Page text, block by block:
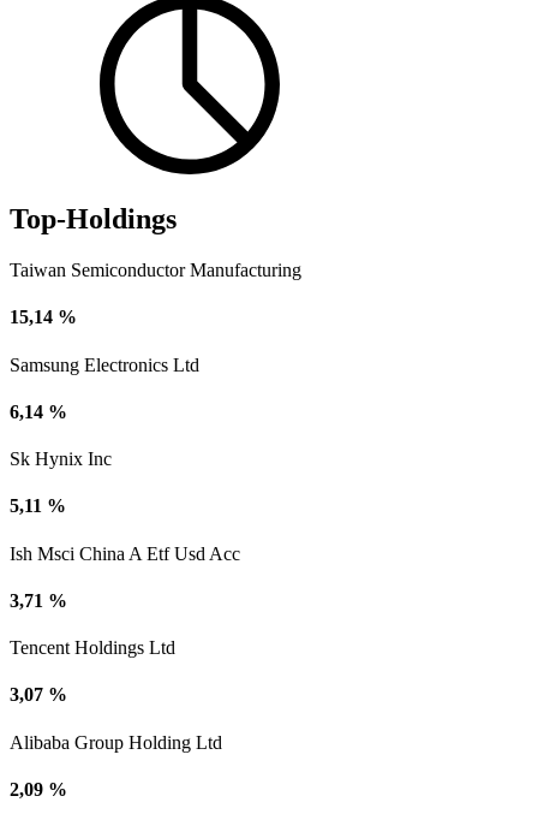
Top-Holdings
Taiwan Semiconductor Manufacturing
15,14 %
Samsung Electronics Ltd
6,14 %
Sk Hynix Inc
5,11 %
Ish Msci China A Etf Usd Acc
3,71 %
Tencent Holdings Ltd
3,07 %
Alibaba Group Holding Ltd
2,09 %